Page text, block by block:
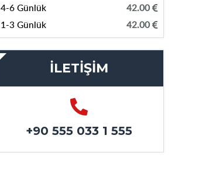
4-6 Günlük
1-3 Günlük
42.00
42.00
İLETİŞİM
+90 555 033 1 555